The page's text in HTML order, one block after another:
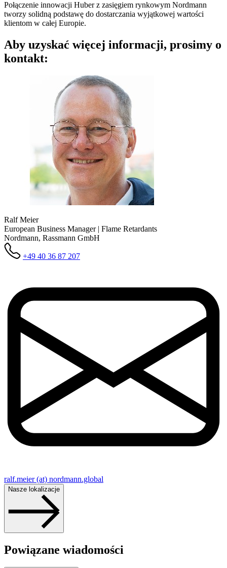
Połączenie innowacji Huber z zasięgiem rynkowym Nordmann
tworzy solidną podstawę do dostarczania wyjątkowej wartości
klientom w całej Europie.
Aby uzyskać więcej informacji, prosimy o
kontakt:
Ralf Meier
European Business Manager | Flame Retardants
Nordmann, Rassmann GmbH
+49 40 36 87 207
ralf.meier (at) nordmann.global
Nasze lokalizacje
Powiązane wiadomości